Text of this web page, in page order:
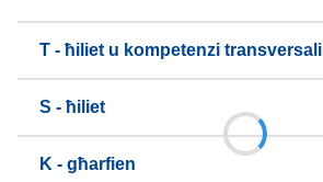
T - ħiliet u kompetenzi transversali
S - ħiliet
K - għarfien